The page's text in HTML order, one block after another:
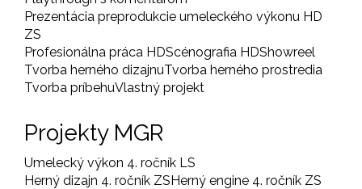
Prezentácia preprodukcie umeleckého výkonu HD
ZS
Profesionálna práca HDScénografia HDShowreel
Tvorba herného dizajnuTvorba herného prostredia
Tvorba príbehuVlastný projekt
Projekty MGR
Umelecký výkon 4. ročník LS
Herný dizajn 4. ročník ZSHerný engine 4. ročník ZS